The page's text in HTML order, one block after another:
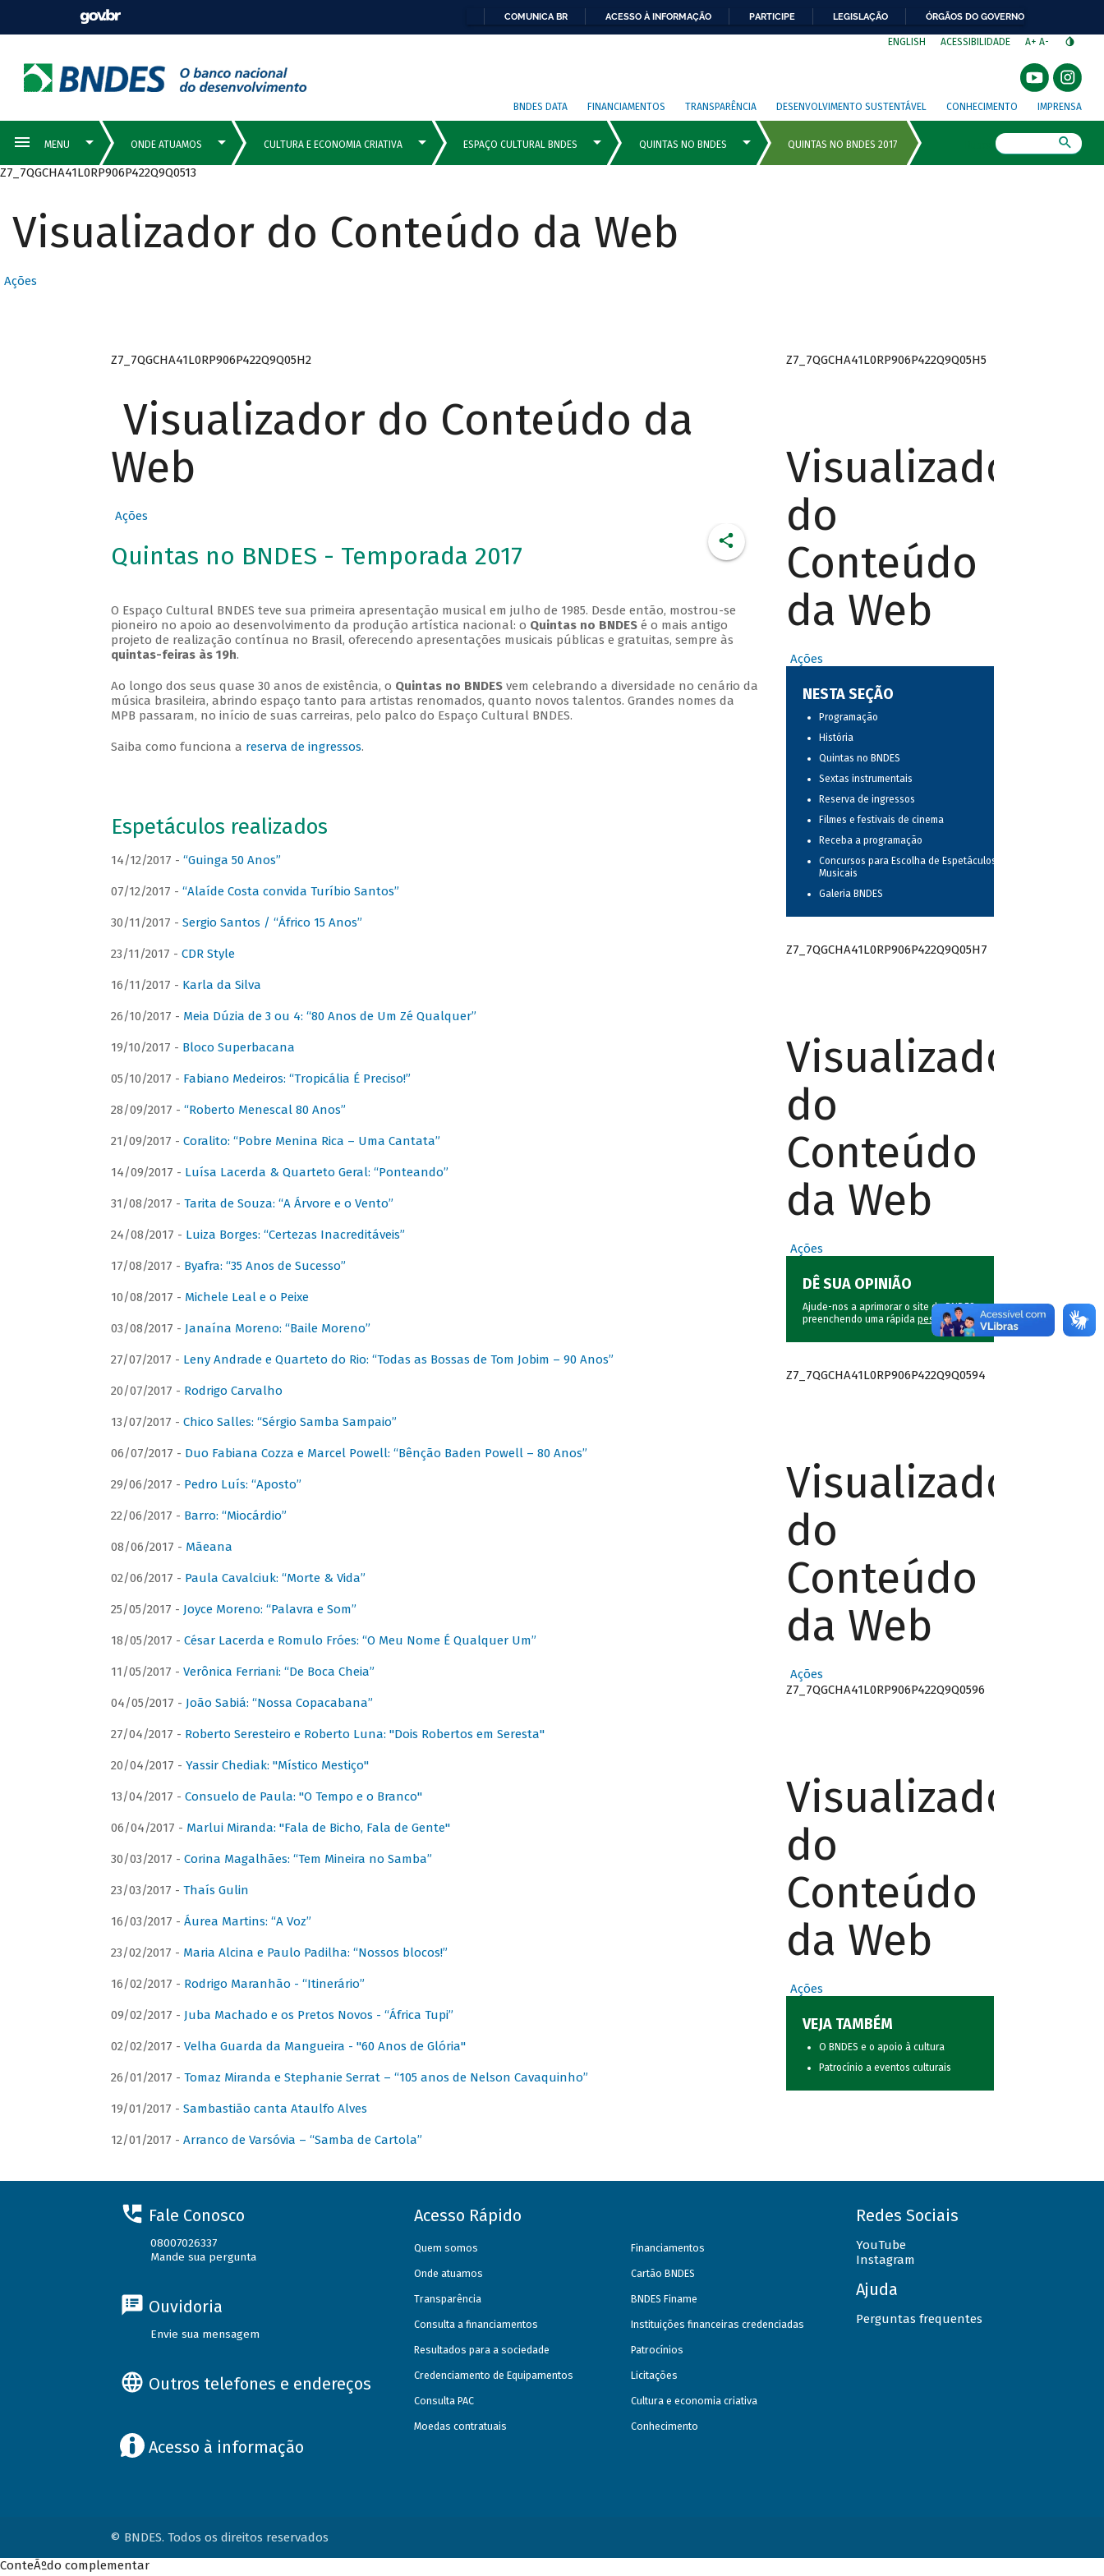
COMUNICA BR ACESSO À INFORMAÇÃO PARTICIPE LEGISLAÇÃO ÓRGÃOS DO GOVERNO
ENGLISH ACESSIBILIDADE A+ A-
BNDES DATA FINANCIAMENTOS TRANSPARÊNCIA DESENVOLVIMENTO SUSTENTÁVEL CONHECIMENTO IMPRENSA
Z7_7QGCHA41L0RP906P422Q9Q0513
Visualizador do Conteúdo da Web
Ações
Z7_7QGCHA41L0RP906P422Q9Q05H2
Visualizador do Conteúdo da
Web
Ações
Quintas no BNDES - Temporada 2017
O Espaço Cultural BNDES teve sua primeira apresentação musical em julho de 1985. Desde então, mostrou-se
pioneiro no apoio ao desenvolvimento da produção artística nacional: o Quintas no BNDESé o mais antigo
projeto de realização contínua no Brasil, oferecendo apresentações musicais públicas e gratuitas, sempre às
quintas-feiras às 19h.
Ao longo dos seus quase 30 anos de existência, o Quintas no BNDESvem celebrando a diversidade no cenário da
música brasileira, abrindo espaço tanto para artistas renomados, quanto novos talentos. Grandes nomes da
MPB passaram, no início de suas carreiras, pelo palco do Espaço Cultural BNDES.
Saiba como funciona a reserva de ingressos.
Espetáculos realizados
14/12/2017 - “Guinga 50 Anos”
07/12/2017 - “Alaíde Costa convida Turíbio Santos”
30/11/2017 - Sergio Santos / “Áfrico 15 Anos”
23/11/2017 - CDR Style
16/11/2017 - Karla da Silva
26/10/2017 - Meia Dúzia de 3 ou 4: “80 Anos de Um Zé Qualquer”
19/10/2017 - Bloco Superbacana
05/10/2017 - Fabiano Medeiros: “Tropicália É Preciso!”
28/09/2017 - “Roberto Menescal 80 Anos”
21/09/2017 - Coralito: “Pobre Menina Rica – Uma Cantata”
14/09/2017 - Luísa Lacerda & Quarteto Geral: “Ponteando”
31/08/2017 - Tarita de Souza: “A Árvore e o Vento”
24/08/2017 - Luiza Borges: “Certezas Inacreditáveis”
17/08/2017 - Byafra: “35 Anos de Sucesso”
10/08/2017 - Michele Leal e o Peixe
03/08/2017 - Janaína Moreno: “Baile Moreno”
27/07/2017 - Leny Andrade e Quarteto do Rio: “Todas as Bossas de Tom Jobim – 90 Anos”
20/07/2017 - Rodrigo Carvalho
13/07/2017 - Chico Salles: “Sérgio Samba Sampaio”
06/07/2017 - Duo Fabiana Cozza e Marcel Powell: “Bênção Baden Powell – 80 Anos”
29/06/2017 - Pedro Luís: “Aposto”
22/06/2017 - Barro: “Miocárdio”
08/06/2017 - Mãeana
02/06/2017 - Paula Cavalciuk: “Morte & Vida”
25/05/2017 - Joyce Moreno: “Palavra e Som”
18/05/2017 - César Lacerda e Romulo Fróes: “O Meu Nome É Qualquer Um”
11/05/2017 - Verônica Ferriani: “De Boca Cheia”
04/05/2017 - João Sabiá: “Nossa Copacabana”
27/04/2017 - Roberto Seresteiro e Roberto Luna: "Dois Robertos em Seresta"
20/04/2017 - Yassir Chediak: "Místico Mestiço"
13/04/2017 - Consuelo de Paula: "O Tempo e o Branco"
06/04/2017 - Marlui Miranda: "Fala de Bicho, Fala de Gente"
30/03/2017 - Corina Magalhães: “Tem Mineira no Samba”
23/03/2017 - Thaís Gulin
16/03/2017 - Áurea Martins: “A Voz”
23/02/2017 - Maria Alcina e Paulo Padilha: “Nossos blocos!”
16/02/2017 - Rodrigo Maranhão - “Itinerário”
09/02/2017 - Juba Machado e os Pretos Novos - “África Tupi”
02/02/2017 - Velha Guarda da Mangueira - "60 Anos de Glória"
26/01/2017 - Tomaz Miranda e Stephanie Serrat – “105 anos de Nelson Cavaquinho”
19/01/2017 - Sambastião canta Ataulfo Alves
12/01/2017 - Arranco de Varsóvia – “Samba de Cartola”
Z7_7QGCHA41L0RP906P422Q9Q05H5
Visualizador
do
Conteúdo
da Web
Ações
NESTA SEÇÃO
Programação
História
Quintas no BNDES
Sextas instrumentais
Reserva de ingressos
Filmes e festivais de cinema
Receba a programação
Concursos para Escolha de Espetáculos
Musicais
Galeria BNDES
Z7_7QGCHA41L0RP906P422Q9Q05H7
Visualizador
do
Conteúdo
da Web
Ações
DÊ SUA OPINIÃO
Ajude-nos a aprimorar o site do BNDES
preenchendo uma rápida pesquisa.
Z7_7QGCHA41L0RP906P422Q9Q0594
Visualizador
do
Conteúdo
da Web
Ações
Z7_7QGCHA41L0RP906P422Q9Q0596
Visualizador
do
Conteúdo
da Web
Ações
VEJA TAMBÉM
O BNDES e o apoio à cultura
Patrocínio a eventos culturais
Fale Conosco
08007026337
Mande sua pergunta
Ouvidoria
Envie sua mensagem
Outros telefones e endereços
Acesso à informação
Acesso Rápido
Quem somos
Onde atuamos
Transparência
Consulta a financiamentos
Resultados para a sociedade
Credenciamento de Equipamentos
Consulta PAC
Moedas contratuais
Financiamentos
Cartão BNDES
BNDES Finame
Instituições financeiras credenciadas
Patrocínios
Licitações
Cultura e economia criativa
Conhecimento
Redes Sociais
YouTube
Instagram
Ajuda
Perguntas frequentes
© BNDES. Todos os direitos reservados
ConteÃºdo complementar